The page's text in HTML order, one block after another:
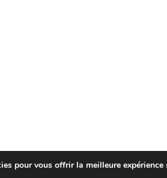
pour vous offrir la meilleure expérience